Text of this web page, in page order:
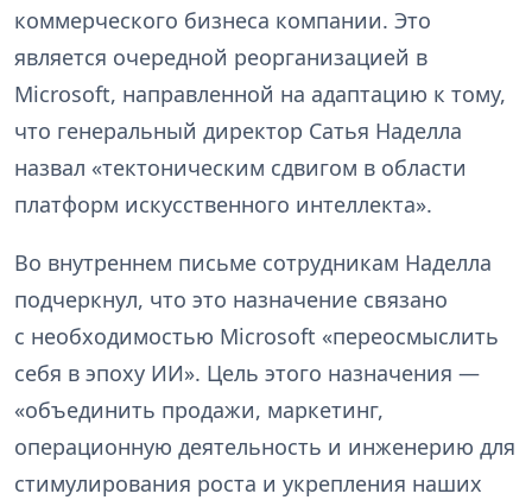
коммерческого бизнеса компании. Это
является очередной реорганизацией в
Microsoft, направленной на адаптацию к тому,
что генеральный директор Сатья Наделла
назвал «тектоническим сдвигом в области
платформ искусственного интеллекта».
Во внутреннем письме сотрудникам Наделла
подчеркнул, что это назначение связано
с необходимостью Microsoft «переосмыслить
себя в эпоху ИИ». Цель этого назначения —
«объединить продажи, маркетинг,
операционную деятельность и инженерию для
стимулирования роста и укрепления наших